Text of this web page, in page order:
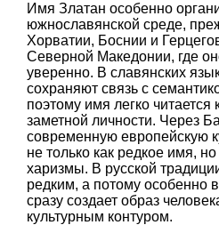
Имя Златан особенно
южнославянской среде,
Хорватии, Боснии и
Северной Македонии, где
уверенно. В славянских
сохраняют связь с
поэтому имя легко читается
заметной личности. Через
современную европейскую
не только как редкое имя,
харизмы. В русской
редким, а потому особенно
сразу создает образ
культурным контуром.